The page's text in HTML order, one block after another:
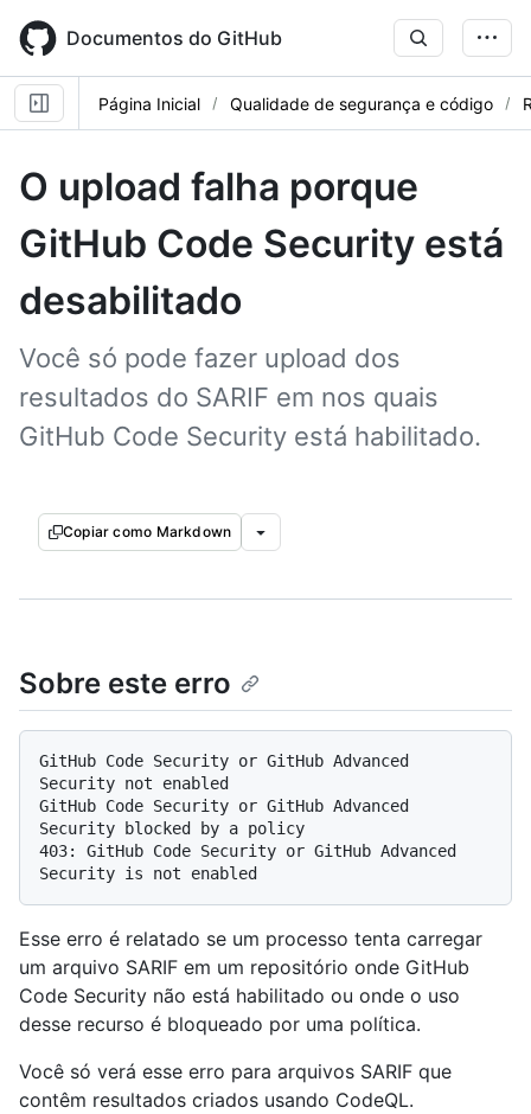
main
content
Documentos do GitHub
Página Inicial Qualidade de segurança e código
O upload falha porque
GitHub Code Security está
desabilitado
Você só pode fazer upload dos
resultados do SARIF em nos quais
GitHub Code Security está habilitado.
Copiar como Markdown
Sobre este erro
GitHub Code Security or GitHub Advanced
Security not enabled
GitHub Code Security or GitHub Advanced
Security blocked by a policy
403: GitHub Code Security or GitHub Advanced
Esse erro é relatado se um processo tenta carregar
um arquivo SARIF em um repositório onde GitHub
Code Security não está habilitado ou onde o uso
desse recurso é bloqueado por uma política.
Você só verá esse erro para arquivos SARIF que
contêm resultados criados usando CodeQL.